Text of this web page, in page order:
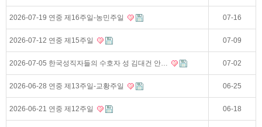
2026-07-19 연중 제16주일-농민주일 07-16
2026-07-12 연중 제15주일 07-09
2026-07-05 한국성직자들의 수호자 성 김대건 안… 07-02
2026-06-28 연중 제13주일-교황주일 06-25
2026-06-21 연중 제12주일 06-18